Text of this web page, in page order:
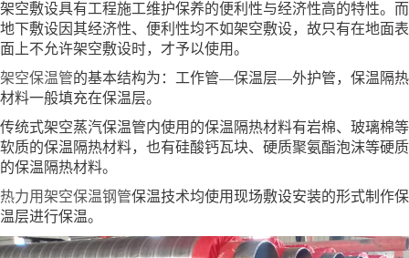
架空敷设具有工程施工维护保养的便利性与经济性高的特性。而
地下敷设因其经济性、便利性均不如架空敷设，故只有在地面表
面上不允许架空敷设时，才予以使用。
架空保温管的基本结构为：工作管—保温层—外护管，保温隔热
材料一般填充在保温层。
传统式架空蒸汽保温管内使用的保温隔热材料有岩棉、玻璃棉等
软质的保温隔热材料，也有硅酸钙瓦块、硬质聚氨酯泡沫等硬质
的保温隔热材料。
热力用架空保温钢管保温技术均使用现场敷设安装的形式制作保
温层进行保温。